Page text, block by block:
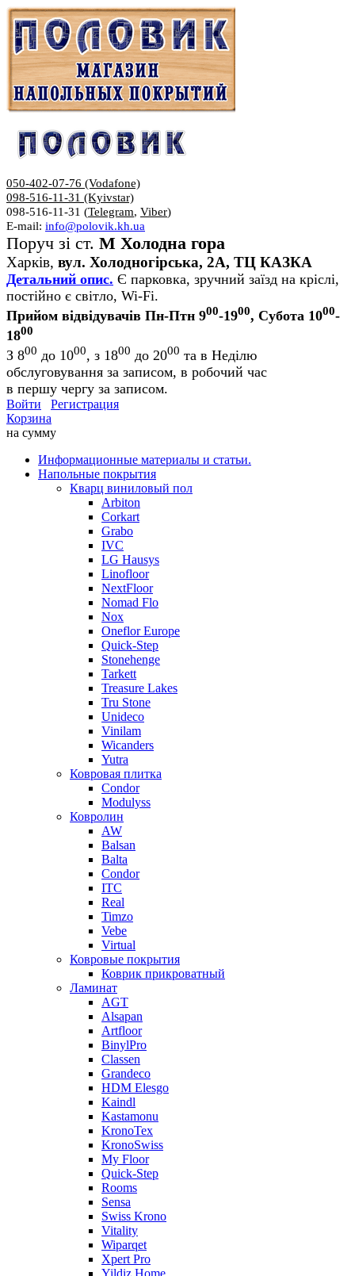
050-402-07-76 (Vodafone)
098-516-11-31 (Kyivstar)
098-516-11-31 (Telegram, Viber)
E-mail: info@polovik.kh.ua
Поруч зі ст. М Холодна гора
Харків, вул. Холодногірська, 2А, ТЦ КАЗКА
Детальний опис. Є парковка, зручний заїзд на кріслі,
постійно є світло, Wi-Fi.
Прийом відвідувачів Пн-Птн 900-1900, Субота 1000-
1800
З 800 до 1000, з 1800 до 2000 та в Неділю
обслуговування за записом, в робочий час
в першу чергу за записом.
Войти
Регистрация
Корзина
на сумму
Информационные материалы и статьи.
Напольные покрытия
Кварц виниловый пол
Arbiton
Corkart
Grabo
IVC
LG Hausys
Linofloor
NextFloor
Nomad Flo
Nox
Oneflor Europe
Quick-Step
Stonehenge
Tarkett
Treasure Lakes
Tru Stone
Unideco
Vinilam
Wicanders
Yutra
Ковровая плитка
Condor
Modulyss
Ковролин
AW
Balsan
Balta
Condor
ITC
Real
Timzo
Vebe
Virtual
Ковровые покрытия
Коврик прикроватный
Ламинат
AGT
Alsapan
Artfloor
BinylPro
Classen
Grandeco
HDM Elesgo
Kaindl
Kastamonu
KronoTex
KronoSwiss
My Floor
Quick-Step
Rooms
Sensa
Swiss Krono
Vitality
Wiparqet
Xpert Pro
Yildiz Home